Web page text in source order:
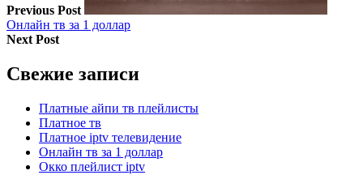
Previous Post
Онлайн тв за 1 доллар
Next Post
Свежие записи
Платные айпи тв плейлисты
Платное тв
Платное iptv телевидение
Онлайн тв за 1 доллар
Окко плейлист iptv